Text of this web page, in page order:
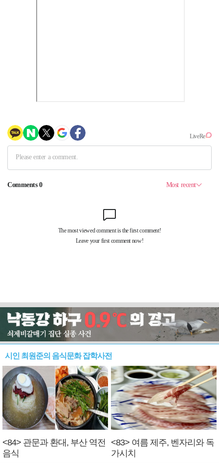
시인 최원준의 음식문화 잡학사전
<84> 관문과 환대, 부산 역전
음식
<83> 여름 제주, 벤자리와 독
가시치